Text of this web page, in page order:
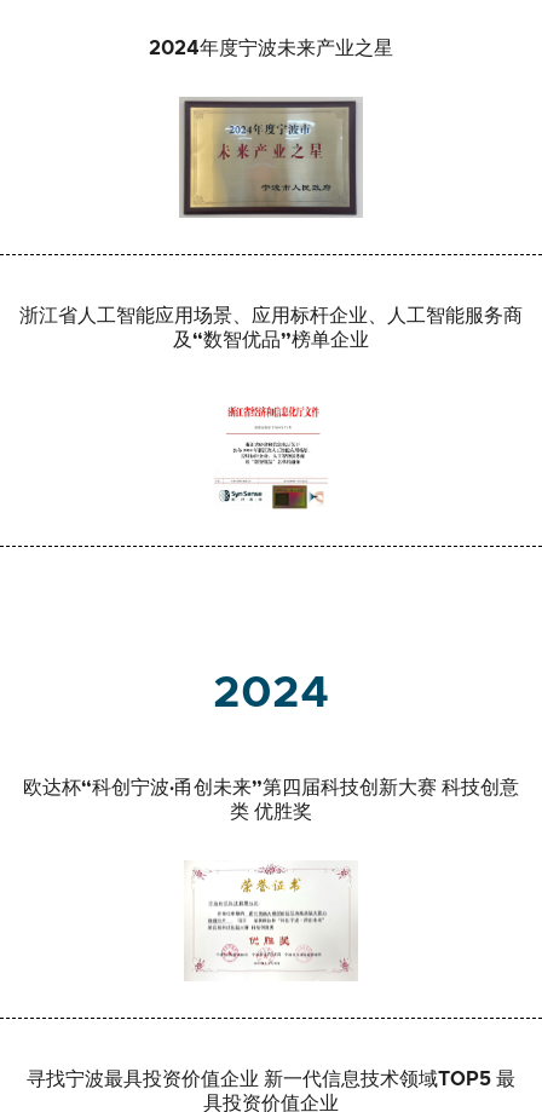
2024年度宁波未来产业之星
浙江省人工智能应用场景、应用标杆企业、人工智能服务商
及“数智优品”榜单企业
2024
欧达杯“科创宁波·甬创未来”第四届科技创新大赛 科技创意
类 优胜奖
寻找宁波最具投资价值企业 新一代信息技术领域TOP5 最
具投资价值企业